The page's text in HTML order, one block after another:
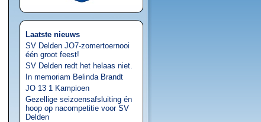
Laatste nieuws
SV Delden JO7-zomertoernooi
één groot feest!
SV Delden redt het helaas niet.
In memoriam Belinda Brandt
JO 13 1 Kampioen
Gezellige seizoensafsluiting én
hoop op nacompetitie voor SV
Delden